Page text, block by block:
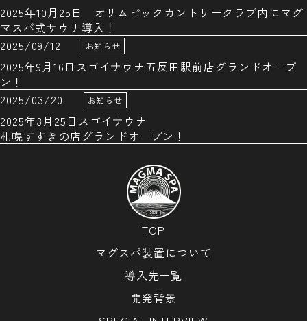
2025年10月25日 オリムピックカントリークラブ内にマグ
マスパ式サウナ導入！
2025/09/12
お知らせ
2025年9月16日スゴイサウナ五反田駅前店グランドオープ
ン！
2025/03/20
お知らせ
2025年3月25日スゴイサウナ
札幌すすきの店グランドオープン！
TOP
マグスパ装置について
導入先一覧
開発背景